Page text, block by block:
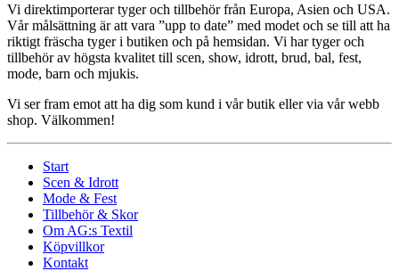
Vi direktimporterar tyger och tillbehör från Europa, Asien och USA.
Vår målsättning är att vara ”upp to date” med modet och se till att ha
riktigt fräscha tyger i butiken och på hemsidan. Vi har tyger och
tillbehör av högsta kvalitet till scen, show, idrott, brud, bal, fest,
mode, barn och mjukis.
Vi ser fram emot att ha dig som kund i vår butik eller via vår webb
shop. Välkommen!
Start
Scen & Idrott
Mode & Fest
Tillbehör & Skor
Om AG:s Textil
Köpvillkor
Kontakt